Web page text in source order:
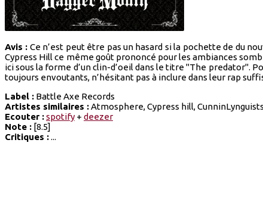
Avis : Ce n’est peut être pas un hasard si la pochette de du
Cypress Hill ce même goût prononcé pour les ambiances
ici sous la forme d’un clin-d’oeil dans le titre "The predator".
toujours envoutants, n’hésitant pas à inclure dans leur rap
Label : Battle Axe Records
Artistes similaires :Atmosphere, Cypress hill,
Ecouter :spotify + deezer
Note : [8.5]
Critiques :...